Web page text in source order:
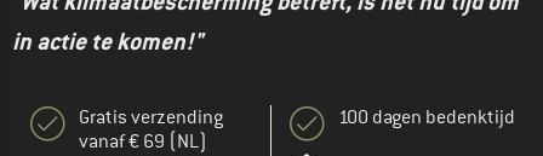
in actie te komen!"
Gratis verzending
vanaf € 69 (NL)
100 dagen bedenktijd